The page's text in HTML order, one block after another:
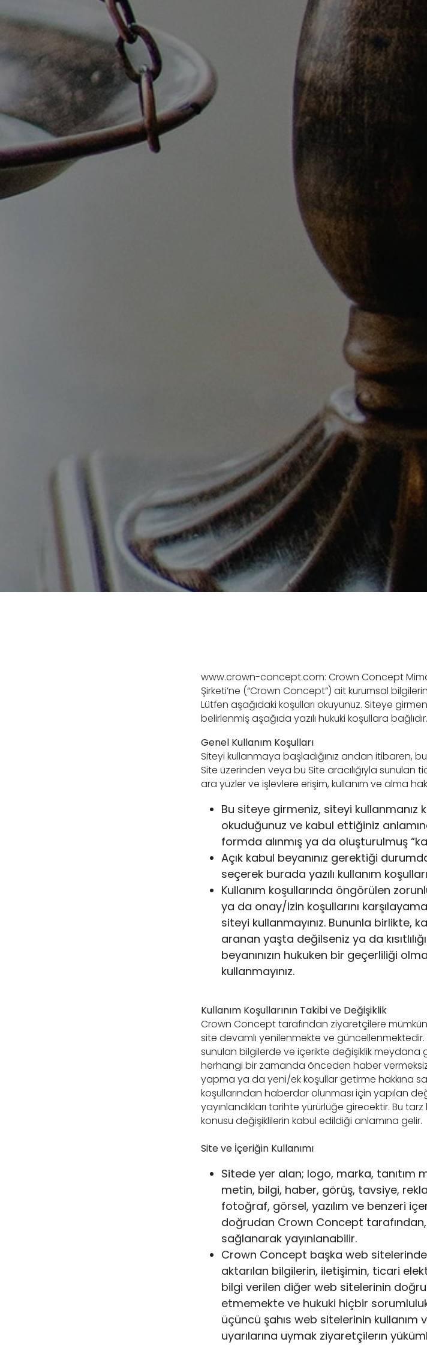
www.crown-concept.com: Crown Concept
Şirketi’ne (“Crown Concept”) ait kurumsal
Lütfen aşağıdaki koşulları okuyunuz. Siteye
belirlenmiş aşağıda yazılı hukuki koşullara bağlıdır.
Genel Kullanım Koşulları
Siteyi kullanmaya başladığınız andan itibaren,
Site üzerinden veya bu Site aracılığıyla sunulan
ara yüzler ve işlevlere erişim, kullanım ve alma
Bu siteye girmeniz, siteyi kullanmanız
okuduğunuz ve kabul ettiğiniz
formda alınmış ya da oluşturulmuş
Açık kabul beyanınız gerektiği
seçerek burada yazılı kullanım
Kullanım koşullarında öngörülen
ya da onay/izin koşullarını
siteyi kullanmayınız. Bununla birlikte,
aranan yaşta değilseniz ya da
beyanınızın hukuken bir geçerliliği
kullanmayınız.
Kullanım Koşullarının Takibi ve Değişiklik
Crown Concept tarafından ziyaretçilere
site devamlı yenilenmekte ve
sunulan bilgilerde ve içerikte değişiklik
herhangi bir zamanda önceden haber
yapma ya da yeni/ek koşullar getirme hakkına
koşullarından haberdar olunması için yapılan
yayınlandıkları tarihte yürürlüğe girecektir. Bu
konusu değişiklilerin kabul edildiği anlamına gelir.
Site ve İçeriğin Kullanımı
Sitede yer alan; logo, marka, tanıtım
metin, bilgi, haber, görüş, tavsiye,
fotoğraf, görsel, yazılım ve benzeri
doğrudan Crown Concept
sağlanarak yayınlanabilir.
Crown Concept başka web
aktarılan bilgilerin, iletişimin, ticari
bilgi verilen diğer web sitelerinin
etmemekte ve hukuki hiçbir
üçüncü şahıs web sitelerinin kullanım
uyarılarına uymak ziyaretçilerın